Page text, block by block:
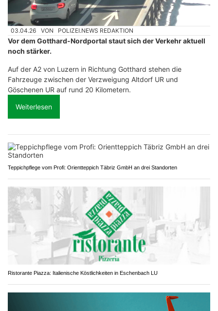
03.04.26 VON POLIZEI.NEWS REDAKTION
Vor dem Gotthard-Nordportal staut sich der Verkehr aktuell
noch stärker.
Auf der A2 von Luzern in Richtung Gotthard stehen die
Fahrzeuge zwischen der Verzweigung Altdorf UR und
Göschenen UR auf rund 20 Kilometern.
Weiterlesen
Teppichpflege vom Profi: Orientteppich Täbriz GmbH an drei Standorten
Ristorante Piazza: Italienische Köstlichkeiten in Eschenbach LU